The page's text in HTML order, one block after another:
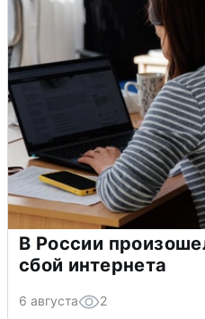
В России
сбой интернета
6 августа 2